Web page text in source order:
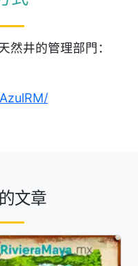
然井的管理部門：
文章